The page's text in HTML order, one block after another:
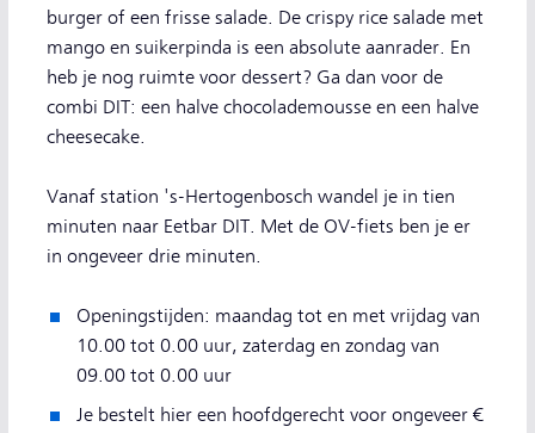
burger of een frisse salade. De crispy rice salade met
mango en suikerpinda is een absolute aanrader. En
heb je nog ruimte voor dessert? Ga dan voor de
combi DIT: een halve chocolademousse en een halve
cheesecake.
Vanaf station 's-Hertogenbosch wandel je in tien
minuten naar Eetbar DIT. Met de OV-fiets ben je er
in ongeveer drie minuten.
Openingstijden: maandag tot en met vrijdag van
10.00 tot 0.00 uur, zaterdag en zondag van
09.00 tot 0.00 uur
Je bestelt hier een hoofdgerecht voor ongeveer €